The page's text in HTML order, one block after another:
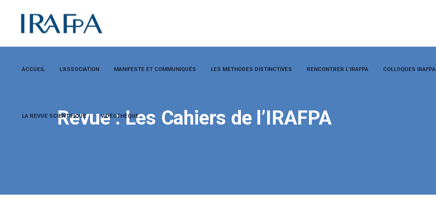
ACCUEIL L’ASSOCIATION MANIFESTE ET COMMUNIQUÉS LES METHODES DISTINCTIVES RENCONTRER L’IRAFPA COLLOQUES IRAFPA
LA REVUE SCIENTIFIQUE VIDÉOTHÈQUE
Revue : Les Cahiers de l’IRAFPA